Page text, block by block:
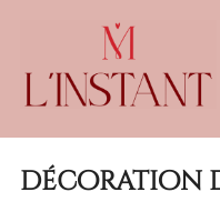
contenu
décoration